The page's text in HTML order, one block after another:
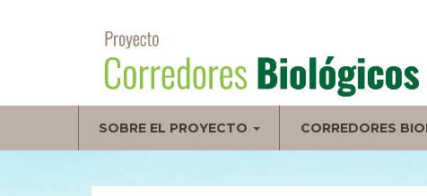
Navegación
principal
SOBRE EL PROYECTO CORREDORES